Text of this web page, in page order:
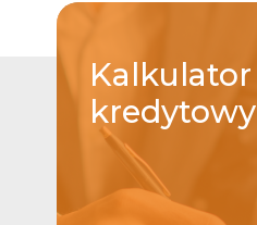
Kalkulator
kredytowy